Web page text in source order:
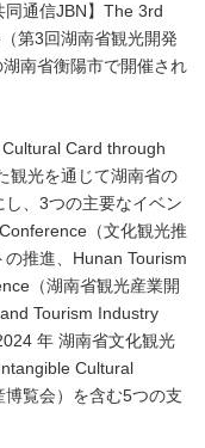
同通信JBN】The 3rd
第3回湖南省観光開発
南省衡陽市で開催され
Card through
観光を通じて湖南省の
、3つの主要なイベン
（文化観光推
推進、Hunan Tourism
（湖南省観光産業開
Tourism Industry
年 湖南省文化観光
Cultural
覧会）を含む5つの支